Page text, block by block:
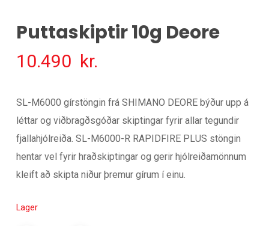
Puttaskiptir 10g Deore
10.490 kr.
SL-M6000 gírstöngin frá SHIMANO DEORE býður upp á
léttar og viðbragðsgóðar skiptingar fyrir allar tegundir
fjallahjólreiða. SL-M6000-R RAPIDFIRE PLUS stöngin
hentar vel fyrir hraðskiptingar og gerir hjólreiðamönnum
kleift að skipta niður þremur gírum í einu.
Lager